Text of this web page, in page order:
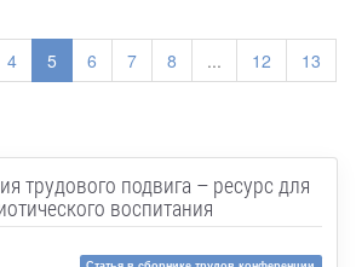
4 5 6 7 8 ... 12
13
трудового подвига – ресурс для
воспитания